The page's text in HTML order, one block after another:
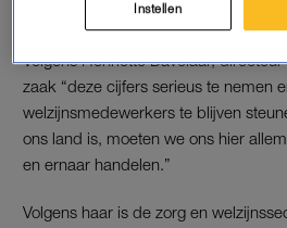
Volgens Henriette Davelaar,
zaak “deze cijfers serieus te nemen
welzijnsmedewerkers te blijven
ons land is, moeten we ons hier
en ernaar handelen.”
Volgens haar is de zorg en
Instellen